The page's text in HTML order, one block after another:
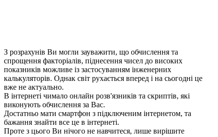
З розрахунів Ви могли зауважити, що обчислення та
спрощення факторіалів, піднесення чисел до високих
показників можливе із застосуванням інженерних
калькуляторів. Однак світ рухається вперед і на сьогодні це
вже не актуально.
В інтернеті чимало онлайн розв'язників та скриптів, які
виконують обчислення за Вас.
Достатньо мати смартфон з підключеним інтернетом, та
бажання знайти все це в інтернеті.
Проте з цього Ви нічого не навчитеся, лише вирішите